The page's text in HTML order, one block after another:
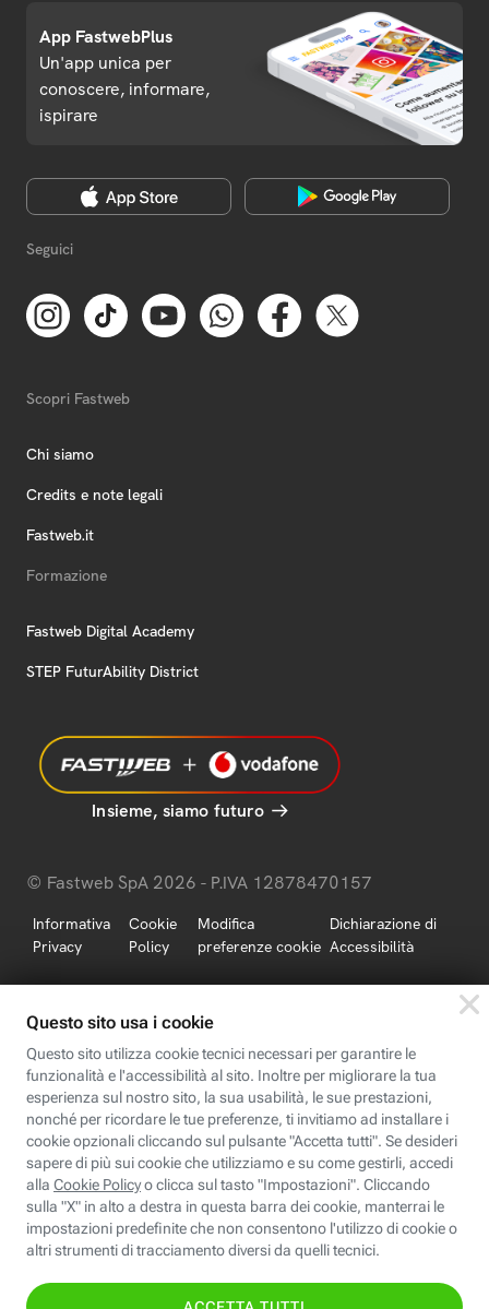
App FastwebPlus
Un'app unica per
conoscere, informare,
ispirare
Seguici
Scopri Fastweb
Chi siamo
Credits e note legali
Fastweb.it
Formazione
Fastweb Digital Academy
STEP FuturAbility District
Insieme, siamo futuro
© Fastweb SpA 2026 - P.IVA 12878470157
Informativa
Privacy
Cookie
Policy
Modifica
preferenze cookie
Dichiarazione di
Accessibilità